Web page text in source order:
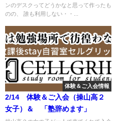
ンのデスクってどうかなと思って作ったも
のの、 誰も利用しない・・...
体験＆ご入会情報
2/14 体験＆ご入会（操山高２
女子）＆ 「塾辞めます」